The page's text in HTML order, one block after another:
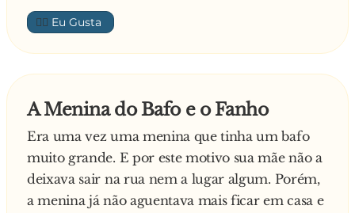
26. HAT: Antônimo de TURTLE. Ex.: "Ele não
consegue traçar uma linha hat."
27. HELLO: Esbarrar. Ex.: "Ele hello o braço na
parede."
desse bola..."
29. LABEL: Parte de fora da boca. Ex.: "Ela
passou batom no label."
30. LAY: Norma a ser seguida. Ex.: "Roubar é
contra a lay."
auto quem esta ai ele respondeu com um miau.
enfim chegou a vez do portugues e ele disse: a
agora ja sei o que eu vou falar, entao ele pulou
fez o barulinho entao o guarda falou : auto
👍🏼
A Menina do Bafo e o Fanho
Era uma vez uma menina que tinha um bafo
muito grande. E por este motivo sua mãe não a
deixava sair na rua nem a lugar algum. Porém,
a menina já não aguentava mais ficar em casa e